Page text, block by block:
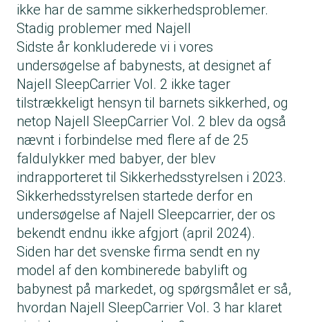
ikke har de samme sikkerhedsproblemer.
Stadig problemer med Najell
Sidste år konkluderede vi i vores
undersøgelse af babynests, at designet af
Najell SleepCarrier Vol. 2 ikke tager
tilstrækkeligt hensyn til barnets sikkerhed, og
netop Najell SleepCarrier Vol. 2 blev da også
nævnt i forbindelse med flere af de 25
faldulykker med babyer, der blev
indrapporteret til Sikkerhedsstyrelsen i 2023.
Sikkerhedsstyrelsen startede derfor en
undersøgelse af Najell Sleepcarrier, der os
bekendt endnu ikke afgjort (april 2024).
Siden har det svenske firma sendt en ny
model af den kombinerede babylift og
babynest på markedet, og spørgsmålet er så,
hvordan Najell SleepCarrier Vol. 3 har klaret